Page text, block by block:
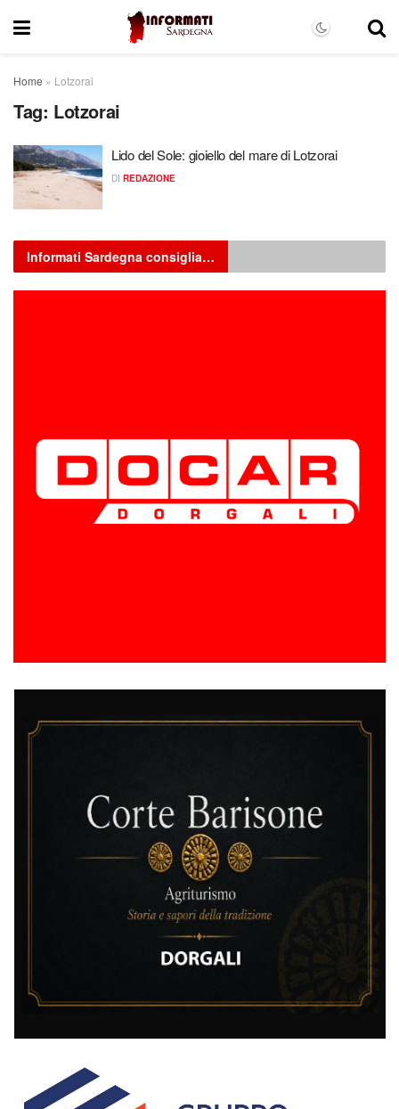
Home » Lotzorai
Tag: Lotzorai
Lido del Sole: gioiello del mare di Lotzorai
DI REDAZIONE
Informati Sardegna consiglia…